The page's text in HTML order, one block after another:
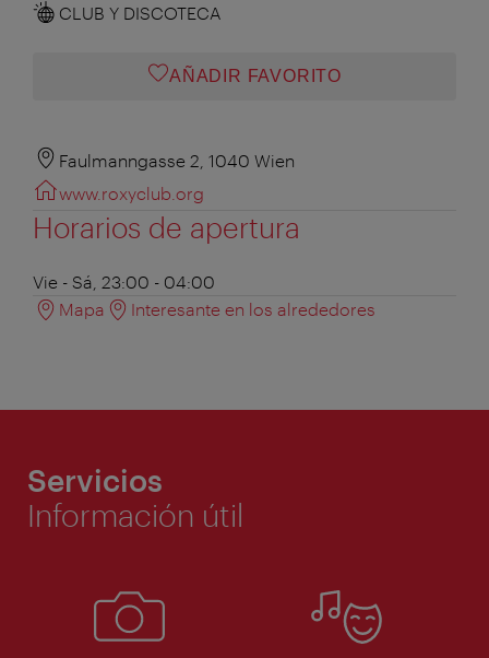
CLUB Y DISCOTECA
AÑADIR FAVORITO
Faulmanngasse 2, 1040 Wien
www.roxyclub.org
Horarios de apertura
Vie - Sá, 23:00 - 04:00
Mapa
Interesante en los alrededores
Servicios
Información útil